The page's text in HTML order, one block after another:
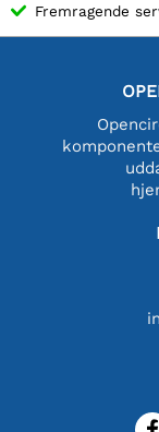
Fremragende